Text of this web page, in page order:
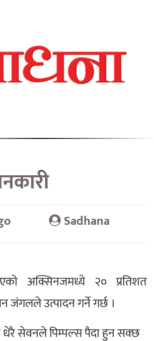
Sadhana
अक्सिनजमध्ये २० प्रतिशत
उत्पादन गर्ने गर्छ ।
धेरै सेवनले पिम्पल्स पैदा हुन सक्छ